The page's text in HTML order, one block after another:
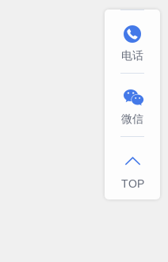

电话

微信

TOP